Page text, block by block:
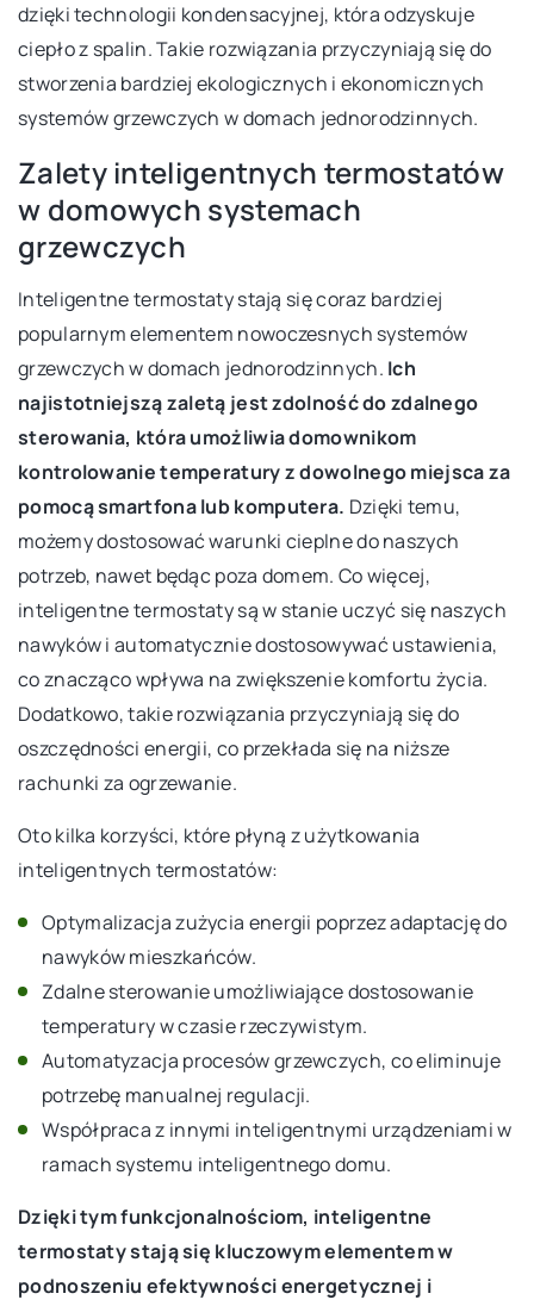
dzięki technologii kondensacyjnej, która odzyskuje
ciepło z spalin. Takie rozwiązania przyczyniają się do
stworzenia bardziej ekologicznych i ekonomicznych
systemów grzewczych w domach jednorodzinnych.
Zalety inteligentnych termostatów
w domowych systemach
grzewczych
Inteligentne termostaty stają się coraz bardziej
popularnym elementem nowoczesnych systemów
grzewczych w domach jednorodzinnych. Ich
najistotniejszą zaletą jest zdolność do zdalnego
sterowania, która umożliwia domownikom
kontrolowanie temperatury z dowolnego miejsca za
pomocą smartfona lub komputera. Dzięki temu,
możemy dostosować warunki cieplne do naszych
potrzeb, nawet będąc poza domem. Co więcej,
inteligentne termostaty są w stanie uczyć się naszych
nawyków i automatycznie dostosowywać ustawienia,
co znacząco wpływa na zwiększenie komfortu życia.
Dodatkowo, takie rozwiązania przyczyniają się do
oszczędności energii, co przekłada się na niższe
rachunki za ogrzewanie.
Oto kilka korzyści, które płyną z użytkowania
inteligentnych termostatów:
Optymalizacja zużycia energii poprzez adaptację do
nawyków mieszkańców.
Zdalne sterowanie umożliwiające dostosowanie
temperatury w czasie rzeczywistym.
Automatyzacja procesów grzewczych, co eliminuje
potrzebę manualnej regulacji.
Współpraca z innymi inteligentnymi urządzeniami w
ramach systemu inteligentnego domu.
Dzięki tym funkcjonalnościom, inteligentne
termostaty stają się kluczowym elementem w
podnoszeniu efektywności energetycznej i